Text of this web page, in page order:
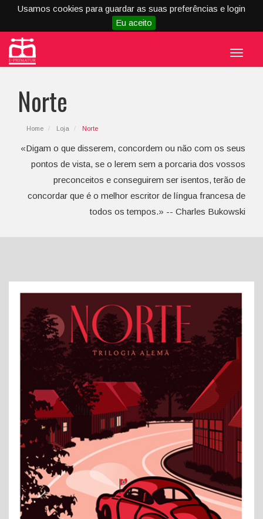
Usamos cookies para guardar as suas preferências e login
Eu aceito
Menu
Norte
Home Loja Norte
«Digam o que disserem, concordem ou não com os seus
pontos de vista, se o lerem sem a porcaria dos vossos
preconceitos e conseguirem ser isentos, terão de
concordar que é o melhor escritor de língua francesa de
todos os tempos.» -- Charles Bukowski